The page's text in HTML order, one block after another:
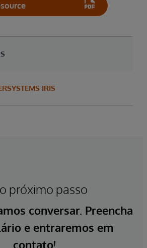
IRIS
próximo passo
conversar. Preencha
e entraremos em
contato!